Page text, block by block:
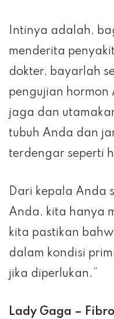
Intinya adalah,
menderita
dokter, bayarlah
pengujian hormon
jaga dan
tubuh Anda dan
terdengar seperti
Dari kepala Anda
Anda, kita hanya
kita pastikan
dalam kondisi
jika diperlukan.”
Lady Gaga –